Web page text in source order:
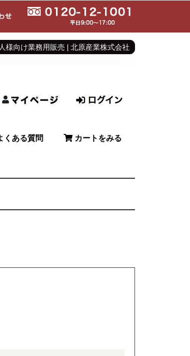
様向け業務用販売 | 北原産業株式会社
くある質問 カートをみる